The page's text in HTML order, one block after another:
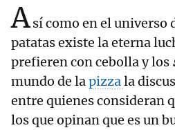
Así como en el universo
patatas existe la eterna
prefieren con cebolla y los
mundo de lapizzala
entre quienes consideran
los que opinan que es un